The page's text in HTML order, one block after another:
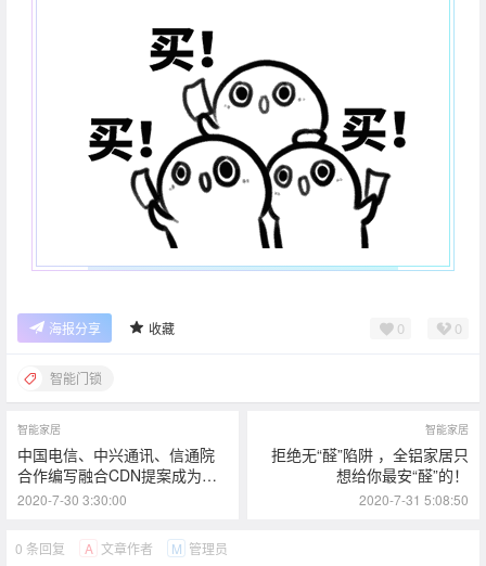
海报分享 收藏 0 0
智能门锁
智能家居
中国电信、中兴通讯、信通院
合作编写融合CDN提案成为国
际标准
2020-7-30 3:30:00
智能家居
拒绝无“醛”陷阱 ，全铝家居只
想给你最安“醛”的！
2020-7-31 5:08:50
0 条回复 A 文章作者 M 管理员